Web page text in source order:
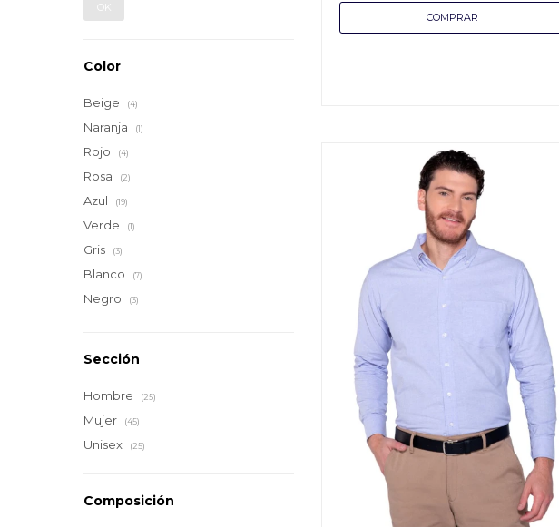
OK
Color
Beige (4)
Naranja (1)
Rojo (4)
Rosa (2)
Azul (19)
Verde (1)
Gris (3)
Blanco (7)
Negro (3)
Sección
Hombre (25)
Mujer (45)
Unisex (25)
Composición